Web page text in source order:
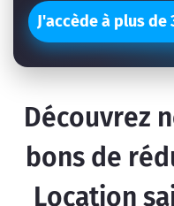
J'accède à plus
Découvrez
bons de
Location